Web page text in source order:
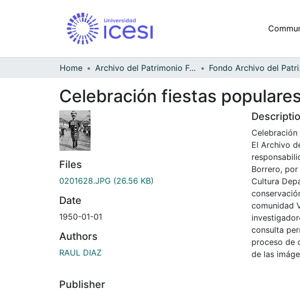
Home Archivo del Patrimonio Fotográfico y Fílmico del Valle del Cauca
Celebración fiestas
Files
0201628.JPG (26.56 KB)
Date
1950-01-01
Authors
RAUL DIAZ
Publisher
El Archivo
Borrero,
Cultura
comunidad
consulta
proceso de
de las